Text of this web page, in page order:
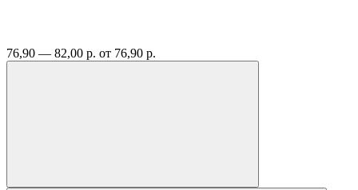
76,90 — 82,00 р. от 76,90 р.